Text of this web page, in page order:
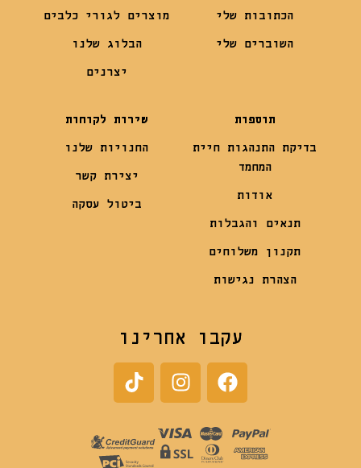
הכתובות שלי
השוברים שלי
מוצרים לגורי כלבים
הבלוג שלנו
יצרנים
תוספות
בדיקת התנהגות חיית
המחמד
אודות
תנאים והגבלות
תקנון משלוחים
הצהרת נגישות
שירות לקוחות
החנויות שלנו
יצירת קשר
ביטול עסקה
עקבו אחרינו